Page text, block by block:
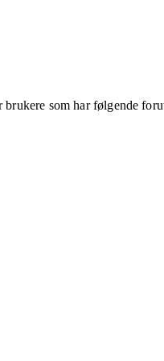
som har følgende